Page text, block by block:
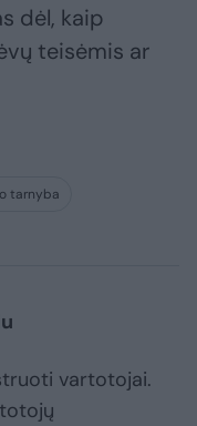
dėl, kaip
teisėmis ar
tarnyba
vartotojai.